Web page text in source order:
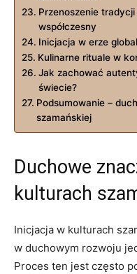
Przenoszenie
współczesny
Inicjacja w erze
Kulinarne rituale w
Jak zachować
świecie?
Podsumowanie –
szamańskiej
Duchowe
kulturach
Inicjacja w kulturach
w duchowym rozwoju
Proces ten jest często